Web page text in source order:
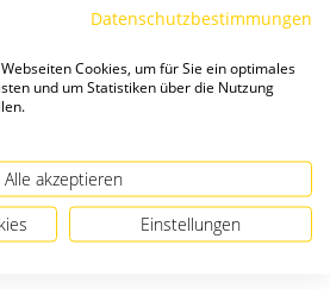
BASIC (B)
und bietet durch den
Regenschutzdaches einen
Nässe. Erhältlich aus
V4A.
Datenschutzbestimmungen
Cookies, um für Sie ein optimales
und um Statistiken über die Nutzung
Alle akzeptieren
Einstellungen